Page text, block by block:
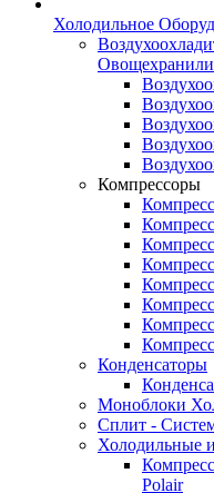
Холодильное
Компрессоры
Конденсаторы
Моноблоки
Сплит -
Холодильные
Polair